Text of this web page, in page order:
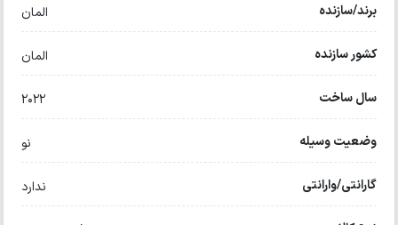
برند/سازنده المان
کشور سازنده المان
سال ساخت ۲۰۲۲
وضعیت وسیله نو
گارانتی/وارانتی ندارد